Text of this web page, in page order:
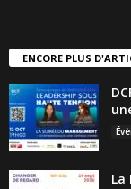
ENCORE PLUS
La